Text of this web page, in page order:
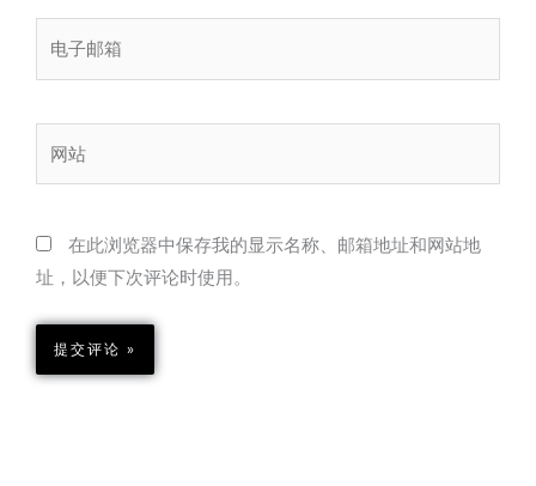
箱
站
在此浏览器中保存我的显示名称、邮箱地址和网站地
址，以便下次评论时使用。